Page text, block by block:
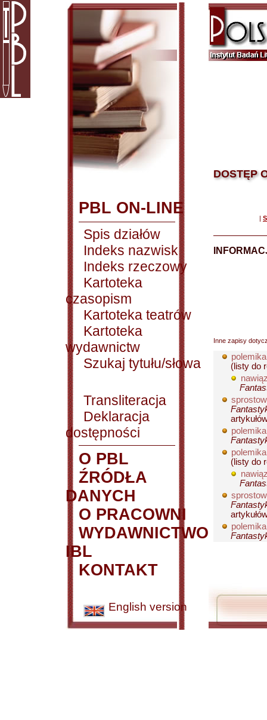
PBL ON-LINE
Spis działów
Indeks nazwisk
Indeks rzeczowy
Kartoteka
czasopism
Kartoteka teatrów
Kartoteka
wydawnictw
Szukaj tytułu/słowa
Transliteracja
Deklaracja
dostępności
O PBL
ŹRÓDŁA
DANYCH
O PRACOWNI
WYDAWNICTWO
IBL
KONTAKT
English version
DOSTĘP
|
Inne zapisy
(listy do
(listy do